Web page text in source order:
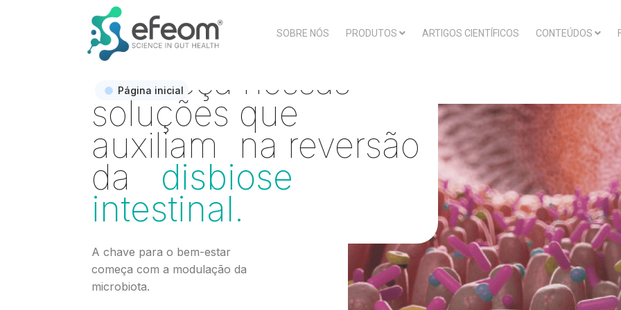
SOBRE NÓS PRODUTOS ARTIGOS CIENTÍFICOS CONTEÚDOS
Página inicial
Nós não
queremosque
você adoeça.
Proteja sua saúde a partir do
intestino com os produtos Efeom.
Saiba mais